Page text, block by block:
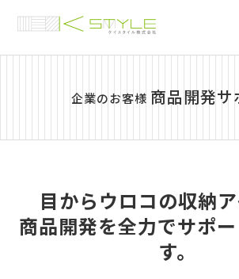
企業のお客様 商品開発サ
目からウロコの収納
商品開発を全力でサポ
す。